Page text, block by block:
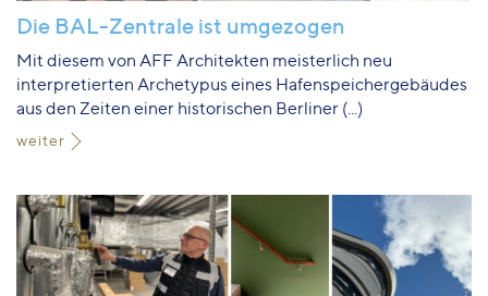
Die BAL-Zentrale ist umgezogen
Mit diesem von AFF Architekten meisterlich neu
interpretierten Archetypus eines Hafenspeichergebäudes
aus den Zeiten einer historischen Berliner (...)
weiter